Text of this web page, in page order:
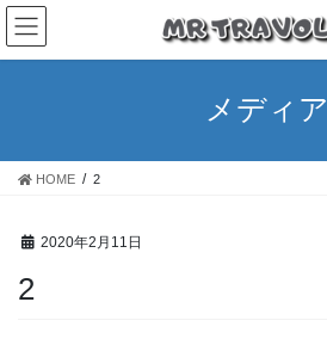
メディア
HOME 2
2020年2月11日
2